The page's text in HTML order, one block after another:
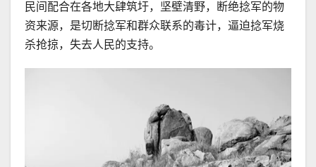
民间配合在各地大肆筑圩，坚壁清野，断绝捻军的物
资来源，是切断捻军和群众联系的毒计，逼迫捻军烧
杀抢掠，失去人民的支持。